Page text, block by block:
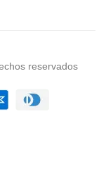
reservados